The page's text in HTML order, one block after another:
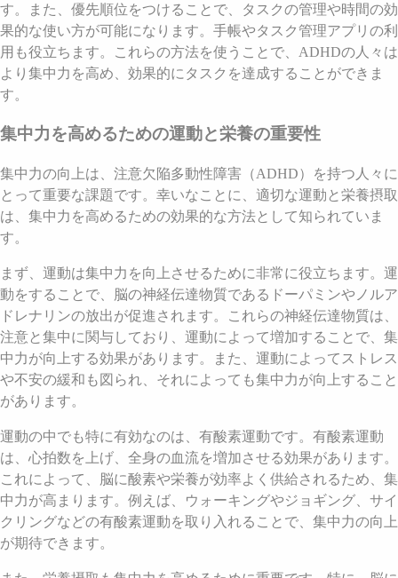
す。また、優先順位をつけることで、タスクの管理や時間の効
果的な使い方が可能になります。手帳やタスク管理アプリの利
用も役立ちます。これらの方法を使うことで、ADHDの人々は
より集中力を高め、効果的にタスクを達成することができま
す。
集中力を高めるための運動と栄養の重要性
集中力の向上は、注意欠陥多動性障害（ADHD）を持つ人々に
とって重要な課題です。幸いなことに、適切な運動と栄養摂取
は、集中力を高めるための効果的な方法として知られていま
す。
まず、運動は集中力を向上させるために非常に役立ちます。運
動をすることで、脳の神経伝達物質であるドーパミンやノルア
ドレナリンの放出が促進されます。これらの神経伝達物質は、
注意と集中に関与しており、運動によって増加することで、集
中力が向上する効果があります。また、運動によってストレス
や不安の緩和も図られ、それによっても集中力が向上すること
があります。
運動の中でも特に有効なのは、有酸素運動です。有酸素運動
は、心拍数を上げ、全身の血流を増加させる効果があります。
これによって、脳に酸素や栄養が効率よく供給されるため、集
中力が高まります。例えば、ウォーキングやジョギング、サイ
クリングなどの有酸素運動を取り入れることで、集中力の向上
が期待できます。